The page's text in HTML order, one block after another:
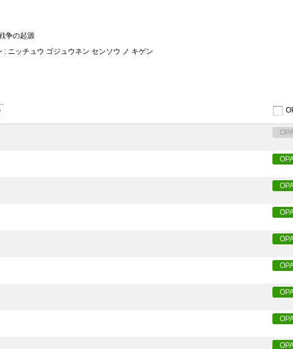
争の起源
: ニッチュウ ゴジュウネン センソウ ノ キゲン